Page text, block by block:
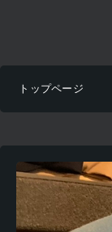
トップページ